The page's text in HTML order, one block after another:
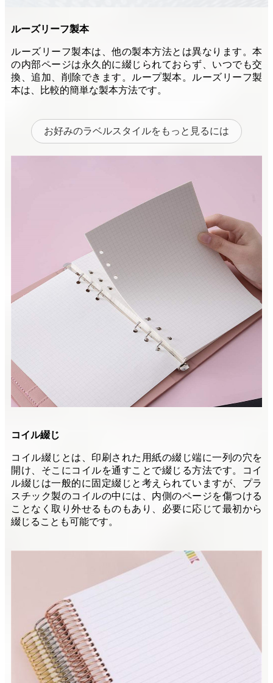
ルーズリーフ製本
ルーズリーフ製本は、他の製本方法とは異なります。本
の内部ページは永久的に綴じられておらず、いつでも交
換、追加、削除できます。ループ製本。ルーズリーフ製
本は、比較的簡単な製本方法です。
お好みのラベルスタイルをもっと見るには
コイル綴じ
コイル綴じとは、印刷された用紙の綴じ端に一列の穴を
開け、そこにコイルを通すことで綴じる方法です。コイ
ル綴じは一般的に固定綴じと考えられていますが、プラ
スチック製のコイルの中には、内側のページを傷つける
ことなく取り外せるものもあり、必要に応じて最初から
綴じることも可能です。